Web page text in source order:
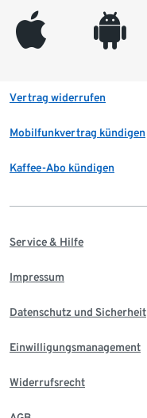
appleinc android
Vertrag widerrufen
Mobilfunkvertrag kündigen
Kaffee-Abo kündigen
Service & Hilfe
Impressum
Datenschutz und Sicherheit
Einwilligungsmanagement
Widerrufsrecht